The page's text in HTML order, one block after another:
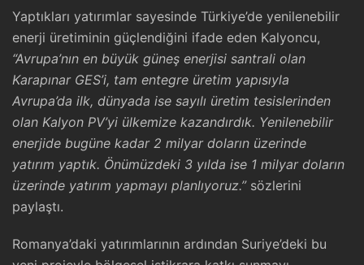
Yaptıkları yatırımlar sayesinde Türkiye’de yenilenebilir
enerji üretiminin güçlendiğini ifade eden Kalyoncu,
“Avrupa’nın en büyük güneş enerjisi santrali olan
Karapınar GES’i, tam entegre üretim yapısıyla
Avrupa’da ilk, dünyada ise sayılı üretim tesislerinden
olan Kalyon PV’yi ülkemize kazandırdık. Yenilenebilir
enerjide bugüne kadar 2 milyar doların üzerinde
yatırım yaptık. Önümüzdeki 3 yılda ise 1 milyar doların
üzerinde yatırım yapmayı planlıyoruz.”sözlerini
paylaştı.
Romanya’daki yatırımlarının ardından Suriye’deki bu